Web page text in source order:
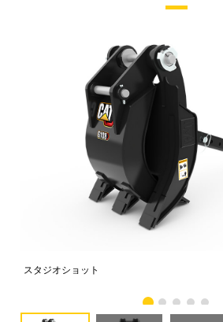
スタジオショット